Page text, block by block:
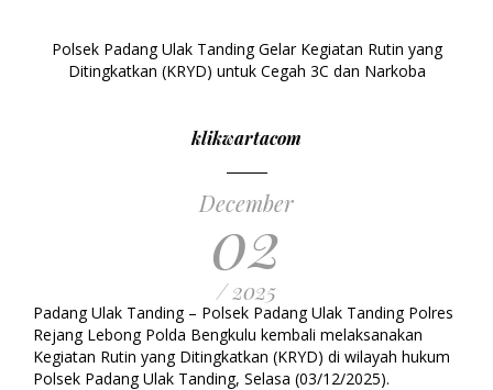
Polsek Padang Ulak Tanding Gelar Kegiatan Rutin yang
Ditingkatkan (KRYD) untuk Cegah 3C dan Narkoba
klikwartacom
December
02
/ 2025
Padang Ulak Tanding – Polsek Padang Ulak Tanding Polres
Rejang Lebong Polda Bengkulu kembali melaksanakan
Kegiatan Rutin yang Ditingkatkan (KRYD) di wilayah hukum
Polsek Padang Ulak Tanding, Selasa (03/12/2025).